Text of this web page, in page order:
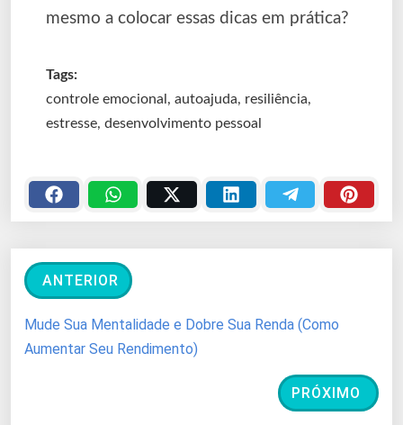
mesmo a colocar essas dicas em prática?
Tags:
controle emocional, autoajuda, resiliência,
estresse, desenvolvimento pessoal
ANTERIOR
Mude Sua Mentalidade e Dobre Sua Renda (Como
Aumentar Seu Rendimento)
PRÓXIMO